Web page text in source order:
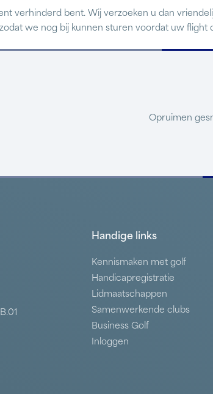
verhinderd bent. Wij verzoeken u dan
we nog bij kunnen sturen voordat uw flight
Opruimen
Handige links
Kennismaken met golf
Handicapregistratie
Lidmaatschappen
Samenwerkende clubs
Business Golf
Inloggen